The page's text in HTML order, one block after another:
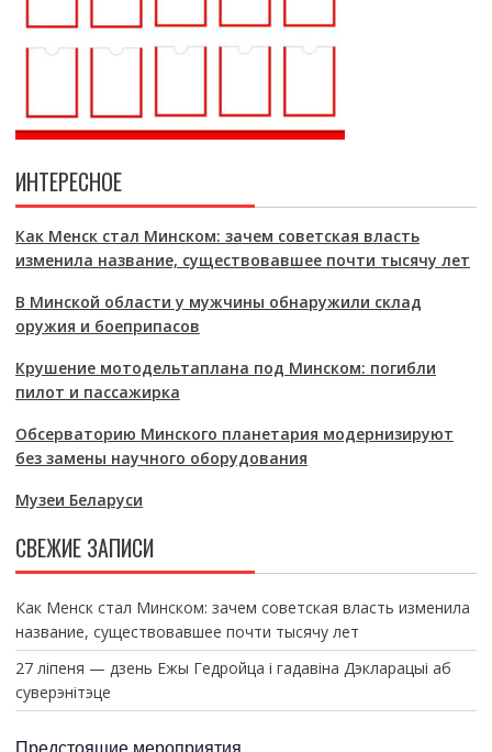
ИНТЕРЕСНОЕ
Как Менск стал Минском: зачем советская власть
изменила название, существовавшее почти тысячу лет
В Минской области у мужчины обнаружили склад
оружия и боеприпасов
Крушение мотодельтаплана под Минском: погибли
пилот и пассажирка
Обсерваторию Минского планетария модернизируют
без замены научного оборудования
Музеи Беларуси
СВЕЖИЕ ЗАПИСИ
Как Менск стал Минском: зачем советская власть изменила
название, существовавшее почти тысячу лет
27 ліпеня — дзень Ежы Гедройца і гадавіна Дэкларацыі аб
суверэнітэце